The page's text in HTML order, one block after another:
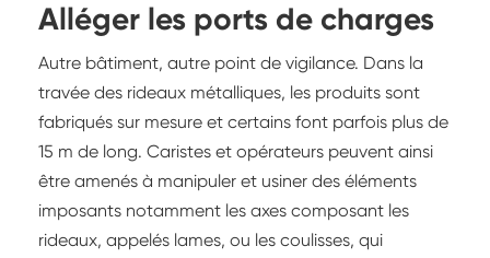
Alléger les ports de charges
Autre bâtiment, autre point de vigilance. Dans la
travée des rideaux métalliques, les produits sont
fabriqués sur mesure et certains font parfois plus de
15 m de long. Caristes et opérateurs peuvent ainsi
être amenés à manipuler et usiner des éléments
imposants notamment les axes composant les
rideaux, appelés lames, ou les coulisses, qui